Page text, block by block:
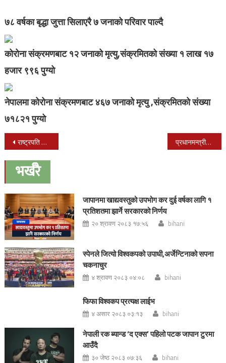
७८ वर्षका बृद्धा जुत्ता सिलाएरै ७ जनाको परिवार पाल्दै
कोरोना संक्रमणबाट १२ जनाको मृत्यु,संक्रमितको संख्या १ लाख १७
हजार ९९६ पुग्यो
नेपालमा कोरोना संक्रमणबाट ४६७ जनाको मृत्यु ,संक्रमितको संख्या
७१८२१ पुग्यो
Post
navigation
राष्ट्रपति भण्डारी र प्रधानमन्त्री ओली विरुद्ध सर्वोच्चमा रिट दायर प्रधानमन्त्रीमा ओली र देउवाको दावी,राष्ट्रपति भण्डारीको काँधमा निर्णय गर्ने जिम्मा
भर्खरै
जापानमा खाद्यवस्तुको उपभोग कर दुई वर्षका लागि १
प्रतिशतमा झार्ने सरकारको निर्णय
२० श्रावण २०८३ १७:५६ bihani
स्पेनले जित्यो विश्वकपको उपाधी,अर्जेन्टिनाको सपना
चकनाचुर
४ श्रावण २०८३ ०४:०८ bihani
फिफा विश्वकप प्रत्यक्ष लाईभ
४ असार २०८३ ०३:१३ bihani
नेपाली रक ब्यान्ड ‘द एक्स’ पहिलो पटक जापान टुरमा
आउँदै
३० जेष्ठ २०८३ ०७:३६ bihani